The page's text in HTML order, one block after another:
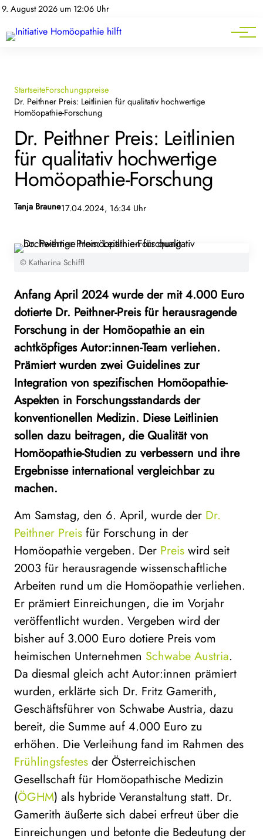
9. August 2026 um 12:06 Uhr
Homöopathie-News
Service
StartseiteForschungspreise
Dr. Peithner Preis: Leitlinien für qualitativ hochwertige
Homöopathie-Forschung
Dr. Peithner Preis: Leitlinien
für qualitativ hochwertige
Homöopathie-Forschung
Tanja Braune17.04.2024, 16:34 Uhr
© Katharina Schiffl
Anfang April 2024 wurde der mit 4.000 Euro
dotierte Dr. Peithner-Preis für herausragende
Forschung in der Homöopathie an ein
achtköpfiges Autor:innen-Team verliehen.
Prämiert wurden zwei Guidelines zur
Integration von spezifischen Homöopathie-
Aspekten in Forschungsstandards der
konventionellen Medizin. Diese Leitlinien
sollen dazu beitragen, die Qualität von
Homöopathie-Studien zu verbessern und ihre
Ergebnisse international vergleichbar zu
machen.
Am Samstag, den 6. April, wurde der Dr.
Peithner Preis für Forschung in der
Homöopathie vergeben. Der Preis wird seit
2003 für herausragende wissenschaftliche
Arbeiten rund um die Homöopathie verliehen.
Er prämiert Einreichungen, die im Vorjahr
veröffentlicht wurden. Vergeben wird der
bisher auf 3.000 Euro dotiere Preis vom
heimischen Unternehmen Schwabe Austria.
Da diesmal gleich acht Autor:innen prämiert
wurden, erklärte sich Dr. Fritz Gamerith,
Geschäftsführer von Schwabe Austria, dazu
bereit, die Summe auf 4.000 Euro zu
erhöhen. Die Verleihung fand im Rahmen des
Frühlingsfestes der Österreichischen
Gesellschaft für Homöopathische Medizin
(ÖGHM) als hybride Veranstaltung statt. Dr.
Gamerith äußerte sich dabei erfreut über die
Einreichungen und betonte die Bedeutung der